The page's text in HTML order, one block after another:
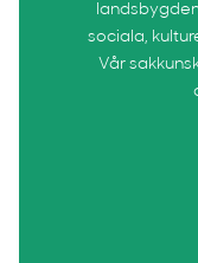
sociala,
Vår